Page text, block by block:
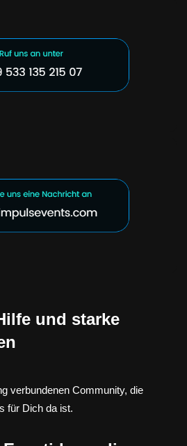
und starke
verbundenen Community, die
für Dich da ist.